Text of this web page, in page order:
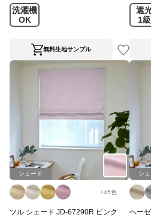
洗濯機
OK
無料生地サンプル
遮
1級
シェード
+45色
ツル シェード JD-67290R ピンク
シ
ヘー